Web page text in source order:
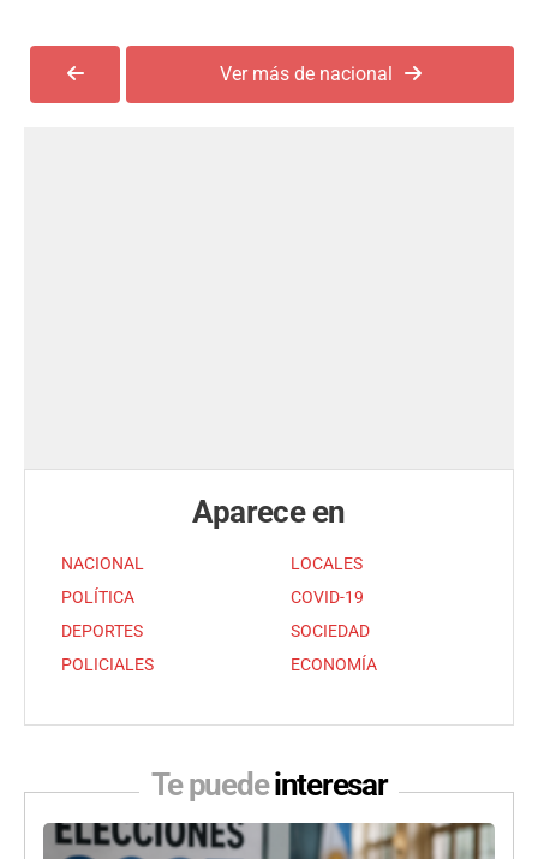
Ver más de nacional
Aparece en
NACIONAL
POLÍTICA
DEPORTES
POLICIALES
LOCALES
COVID-19
SOCIEDAD
ECONOMÍA
Te puedeinteresar